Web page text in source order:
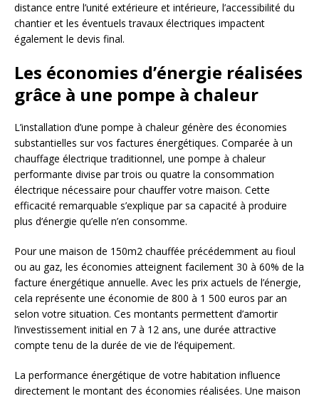
distance entre l’unité extérieure et intérieure, l’accessibilité du
chantier et les éventuels travaux électriques impactent
également le devis final.
Les économies d’énergie réalisées
grâce à une pompe à chaleur
L’installation d’une pompe à chaleur génère des économies
substantielles sur vos factures énergétiques. Comparée à un
chauffage électrique traditionnel, une pompe à chaleur
performante divise par trois ou quatre la consommation
électrique nécessaire pour chauffer votre maison. Cette
efficacité remarquable s’explique par sa capacité à produire
plus d’énergie qu’elle n’en consomme.
Pour une maison de 150m2 chauffée précédemment au fioul
ou au gaz, les économies atteignent facilement 30 à 60% de la
facture énergétique annuelle. Avec les prix actuels de l’énergie,
cela représente une économie de 800 à 1 500 euros par an
selon votre situation. Ces montants permettent d’amortir
l’investissement initial en 7 à 12 ans, une durée attractive
compte tenu de la durée de vie de l’équipement.
La performance énergétique de votre habitation influence
directement le montant des économies réalisées. Une maison